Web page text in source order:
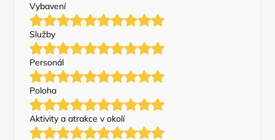
Vybavení
Služby
Personál
Poloha
Aktivity a atrakce v okolí